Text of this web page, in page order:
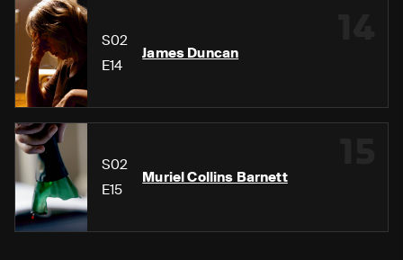
S02
E14
James Duncan
S02
E15
Muriel Collins Barnett